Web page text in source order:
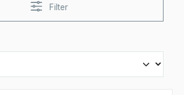
Filter